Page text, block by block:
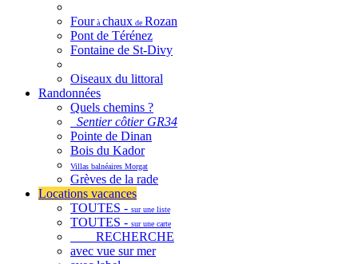
Fourà chaux de Rozan
Pont de Térénez
Fontaine de St-Divy
Oiseaux du littoral
Randonnées
Quels chemins ?
Sentier côtier GR34
Pointe de Dinan
Bois du Kador
Villas balnéaires Morgat
Grèves de la rade
Locations vacances
TOUTES - sur une liste
TOUTES - sur une carte
RECHERCHE
avec vue sur mer